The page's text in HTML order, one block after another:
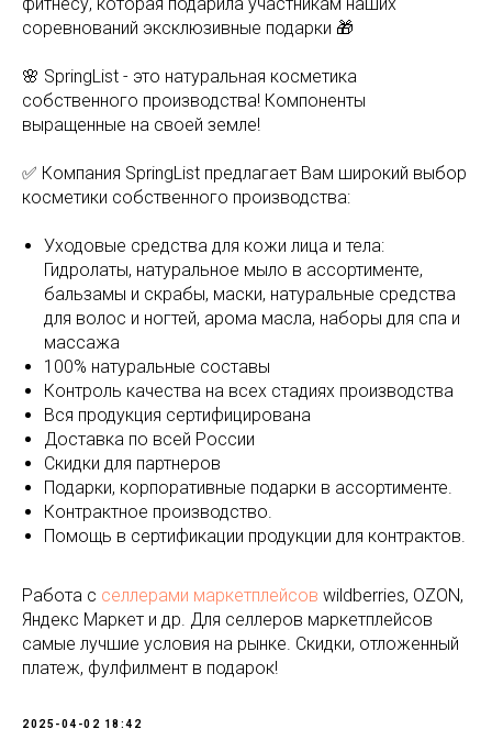
соревнований эксклюзивные подарки 🎁
🌸 SpringList - это натуральная косметика
собственного производства! Компоненты
выращенные на своей земле!
✅ Компания SpringList предлагает Вам широкий выбор
косметики собственного производства:
Уходовые средства для кожи лица и тела:
Гидролаты, натуральное мыло в ассортименте,
бальзамы и скрабы, маски, натуральные средства
для волос и ногтей, арома масла, наборы для спа и
массажа
100% натуральные составы
Контроль качества на всех стадиях производства
Вся продукция сертифицирована
Доставка по всей России
Скидки для партнеров
Подарки, корпоративные подарки в ассортименте.
Контрактное производство.
Помощь в сертификации продукции для контрактов.
Работа с селлерами маркетплейсов wildberries, OZON,
Яндекс Маркет и др. Для селлеров маркетплейсов
самые лучшие условия на рынке. Скидки, отложенный
платеж, фулфилмент в подарок!
2025-04-02 18:42